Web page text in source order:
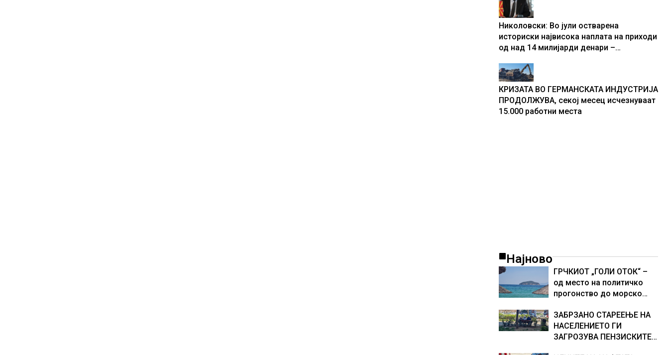
Николовски: Во јули остварена
историски највисока наплата на приходи
од над 14 милијарди денари –
резултати
КРИЗАТА ВО ГЕРМАНСКАТА ИНДУСТРИЈА
ПРОДОЛЖУВА, секој месец исчезнуваат
15.000 работни места
Најново
ГРЧКИОТ „ГОЛИ ОТОК“ –
од место на политичко
прогонство до морско
ЗАБРЗАНО СТАРЕЕЊЕ НА
НАСЕЛЕНИЕТО ГИ
ЗАГРОЗУВА ПЕНЗИСКИТЕ